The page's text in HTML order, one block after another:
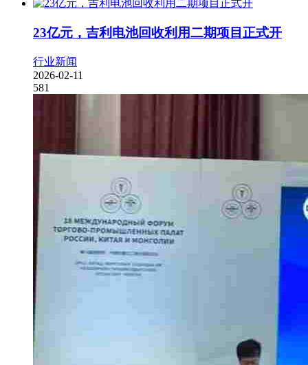
23亿元，吉利电池回收利用二期项目正式开
行业新闻
2026-02-11
581